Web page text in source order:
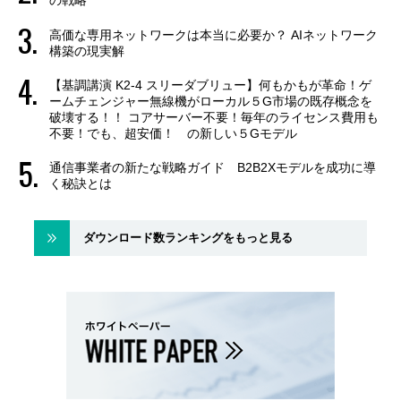
高価な専用ネットワークは本当に必要か？ AIネットワーク
構築の現実解
【基調講演 K2-4 スリーダブリュー】何もかもが革命！ゲ
ームチェンジャー無線機がローカル５G市場の既存概念を
破壊する！！ コアサーバー不要！毎年のライセンス費用も
不要！でも、超安価！ の新しい５Gモデル
通信事業者の新たな戦略ガイド B2B2Xモデルを成功に導
く秘訣とは
ダウンロード数ランキングをもっと見る